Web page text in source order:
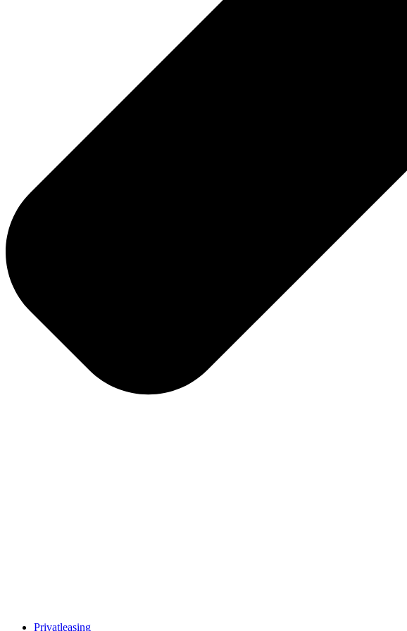
Privatleasing